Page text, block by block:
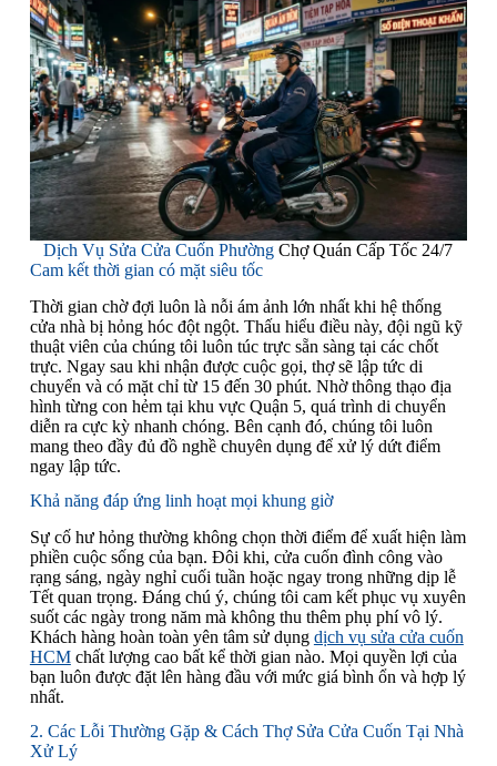
Dịch Vụ Sửa Cửa Cuốn Phường Chợ Quán Cấp Tốc 24/7
Cam kết thời gian có mặt siêu tốc
Thời gian chờ đợi luôn là nỗi ám ảnh lớn nhất khi hệ thống
cửa nhà bị hỏng hóc đột ngột. Thấu hiểu điều này, đội ngũ kỹ
thuật viên của chúng tôi luôn túc trực sẵn sàng tại các chốt
trực. Ngay sau khi nhận được cuộc gọi, thợ sẽ lập tức di
chuyển và có mặt chỉ từ 15 đến 30 phút. Nhờ thông thạo địa
hình từng con hẻm tại khu vực Quận 5, quá trình di chuyển
diễn ra cực kỳ nhanh chóng. Bên cạnh đó, chúng tôi luôn
mang theo đầy đủ đồ nghề chuyên dụng để xử lý dứt điểm
ngay lập tức.
Khả năng đáp ứng linh hoạt mọi khung giờ
Sự cố hư hỏng thường không chọn thời điểm để xuất hiện làm
phiền cuộc sống của bạn. Đôi khi, cửa cuốn đình công vào
rạng sáng, ngày nghỉ cuối tuần hoặc ngay trong những dịp lễ
Tết quan trọng. Đáng chú ý, chúng tôi cam kết phục vụ xuyên
suốt các ngày trong năm mà không thu thêm phụ phí vô lý.
Khách hàng hoàn toàn yên tâm sử dụng dịch vụ sửa cửa cuốn
HCMchất lượng cao bất kể thời gian nào. Mọi quyền lợi của
bạn luôn được đặt lên hàng đầu với mức giá bình ổn và hợp lý
nhất.
2. Các Lỗi Thường Gặp & Cách Thợ Sửa Cửa Cuốn Tại Nhà
Xử Lý